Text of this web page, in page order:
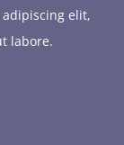
elit,
labore.